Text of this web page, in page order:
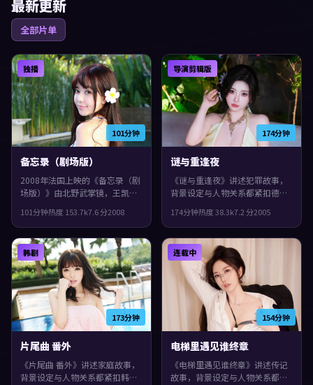
最新更新
全部片单
101分钟
独播
备忘录（剧场版）
2008年法国上映的《备忘录（剧
场版）》由北野武掌镜，王凯、
型上偏科幻，影片在类型框架里
仍保留了作者表达，叙事在回忆
与现实之间交错推进。
101分钟热度 153.7k7.6分2008
174分钟
导演剪辑版
谜与重逢夜
《谜与重逢夜》讲述犯罪故事，
背景设定与人物关系都紧扣德国
吉尔莫·德尔·托罗执导，菅田
将晖、宋康昊、郭富城领衔。城
市空间成为情绪与悬念的载体，
整体完成度较高，适合喜欢细腻
叙事与人物刻画的观众。
174分钟热度38.3k7.2 分2005
173分钟
韩剧
片尾曲 番外
《片尾曲 番外》讲述家庭故事，
背景设定与人物关系都紧扣韩国
154分钟
连载中
电梯里遇见谁终章
《电梯里遇见谁终章》讲述传记
故事，背景设定与人物关系都紧